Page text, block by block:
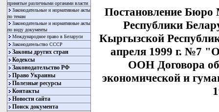
принятые различными органами власти
Законодательные и нормативные акты
по темам
Законодательные и нормативные акты
по виду документы
Международное право в Беларуси
Законодательство СССР
Законы других стран
Кодексы
Законодательство РФ
Право Украины
Полезные ресурсы
Контакты
Новости сайта
Поиск документа
Постановление Бюро
Республики
Кыргызской
апреля 1999 г. №7 "О
ООН Договора об
экономической и